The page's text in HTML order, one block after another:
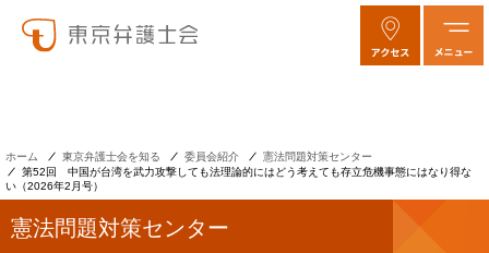
ホーム 東京弁護士会を知る 委員会紹介
憲法問題対策センター
第52回 中国が台湾を武力攻撃しても法理論的にはどう考えても存立危機事態にはなり得な
い（2026年2月号）
憲法問題対策センター